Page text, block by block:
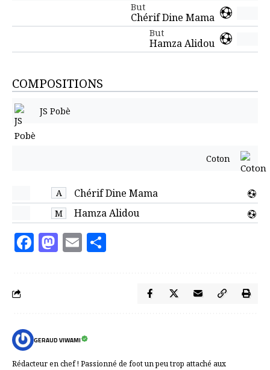
But
Chérif Dine Mama
But
Hamza Alidou
COMPOSITIONS
JS Pobè
Coton
A Chérif Dine Mama
M Hamza Alidou
Facebook
Mastodon
Email
GERAUD VIWAMI
Rédacteur en chef ! Passionné de foot un peu trop attaché aux